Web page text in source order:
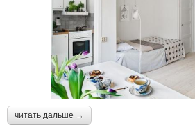
читать дальше →